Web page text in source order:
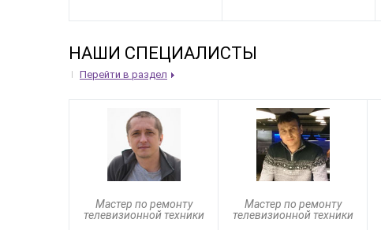
НАШИ СПЕЦИАЛИСТЫ
Перейти в раздел
Мастер по ремонту
телевизионной техники
Мастер по ремонту
телевизионной техники